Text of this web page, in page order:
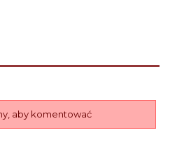
aby komentować